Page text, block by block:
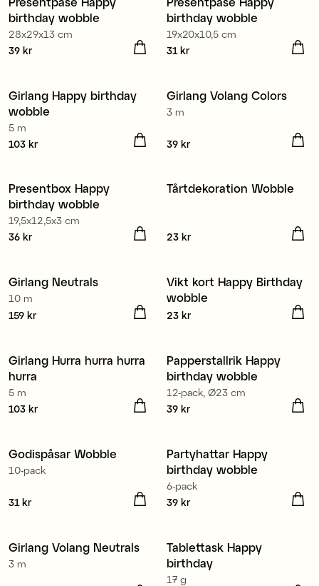
birthday wobble
28x29x13 cm
Pris:
39 kr
birthday wobble
19x20x10,5 cm
Pris:
31 kr
Girlang Happy birthday
wobble
5 m
Pris :103 kr
103 kr
Girlang Volang Colors
3 m
Pris:
39 kr
Presentbox Happy
birthday wobble
19,5x12,5x3 cm
Pris:
36 kr
Tårtdekoration Wobble
Pris:
23 kr
Girlang Neutrals
10 m
Pris :159 kr
159 kr
Vikt kort Happy Birthday
wobble
Pris:
23 kr
Girlang Hurra hurra hurra
hurra
5 m
Pris :103 kr
103 kr
Papperstallrik Happy
birthday wobble
12-pack, Ø23 cm
Pris:
39 kr
Godispåsar Wobble
10-pack
Pris:
31 kr
Partyhattar Happy
birthday wobble
6-pack
Pris:
39 kr
Girlang Volang Neutrals
3 m
Tablettask Happy
birthday
17 g